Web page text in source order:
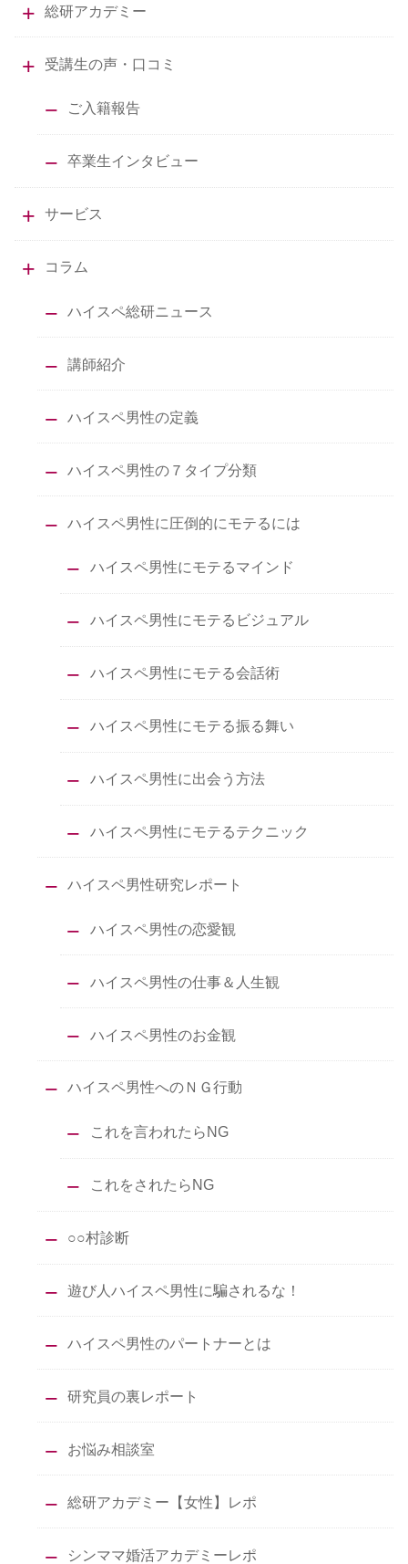
総研アカデミー
受講生の声・口コミ
ご入籍報告
卒業生インタビュー
サービス
コラム
ハイスペ総研ニュース
講師紹介
ハイスペ男性の定義
ハイスペ男性の７タイプ分類
ハイスペ男性に圧倒的にモテるには
ハイスペ男性にモテるマインド
ハイスペ男性にモテるビジュアル
ハイスペ男性にモテる会話術
ハイスペ男性にモテる振る舞い
ハイスペ男性に出会う方法
ハイスペ男性にモテるテクニック
ハイスペ男性研究レポート
ハイスペ男性の恋愛観
ハイスペ男性の仕事＆人生観
ハイスペ男性のお金観
ハイスペ男性へのＮＧ行動
これを言われたらNG
これをされたらNG
○○村診断
遊び人ハイスペ男性に騙されるな！
ハイスペ男性のパートナーとは
研究員の裏レポート
お悩み相談室
総研アカデミー【女性】レポ
シンママ婚活アカデミーレポ